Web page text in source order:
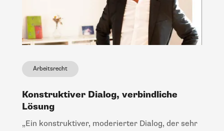
Arbeitsrecht
Konstruktiver Dialog, verbindliche
Lösung
„Ein konstruktiver, moderierter Dialog, der sehr